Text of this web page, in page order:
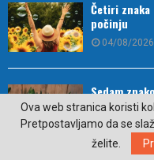
Četiri
počinju
04/08/2026
Sedam
04/08/2026
Ova web stranica koristi
Pretpostavljamo da se
želite.